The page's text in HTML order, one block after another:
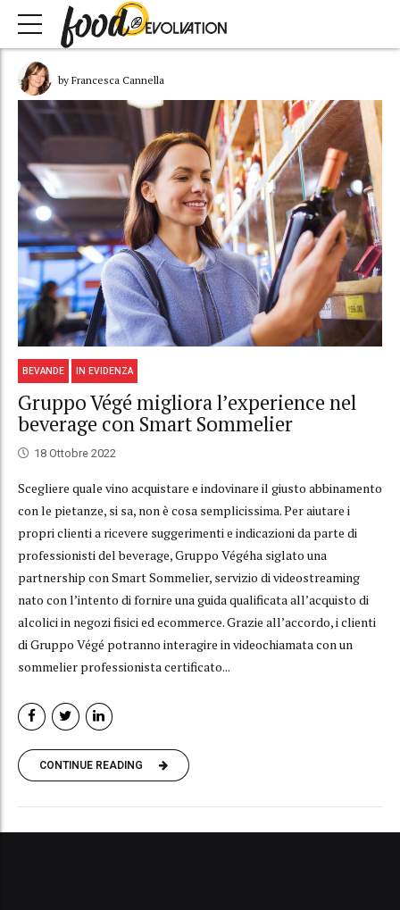
by Francesca Cannella
BEVANDE IN EVIDENZA
Gruppo Végé migliora l’experience nel
beverage con Smart Sommelier
18 Ottobre 2022
Scegliere quale vino acquistare e indovinare il giusto abbinamento
con le pietanze, si sa, non è cosa semplicissima. Per aiutare i
propri clienti a ricevere suggerimenti e indicazioni da parte di
professionisti del beverage, Gruppo Végéha siglato una
partnership con Smart Sommelier, servizio di videostreaming
nato con l’intento di fornire una guida qualificata all’acquisto di
alcolici in negozi fisici ed ecommerce. Grazie all’accordo, i clienti
di Gruppo Végé potranno interagire in videochiamata con un
sommelier professionista certificato...
CONTINUE READING